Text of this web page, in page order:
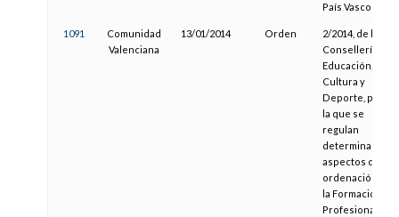
País Vasco
1091
Comunidad
Valenciana
13/01/2014 Orden
2/2014, de la
Consellería de
Educación,
Cultura y
Deporte, por
la que se
regulan
determinados
aspectos de la
ordenación de
la Formación
Profesional